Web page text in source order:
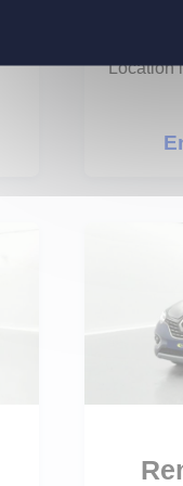
Location